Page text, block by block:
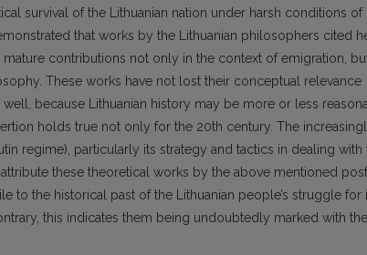
survival of the Lithuanian nation under harsh conditions of
that works by the Lithuanian philosophers cited
contributions not only in the context of emigration,
These works have not lost their conceptual relevance
because Lithuanian history may be more or less
holds true not only for the 20th century. The
regime), particularly its strategy and tactics in dealing with
these theoretical works by the above mentioned
to the historical past of the Lithuanian people’s struggle for
this indicates them being undoubtedly marked with the